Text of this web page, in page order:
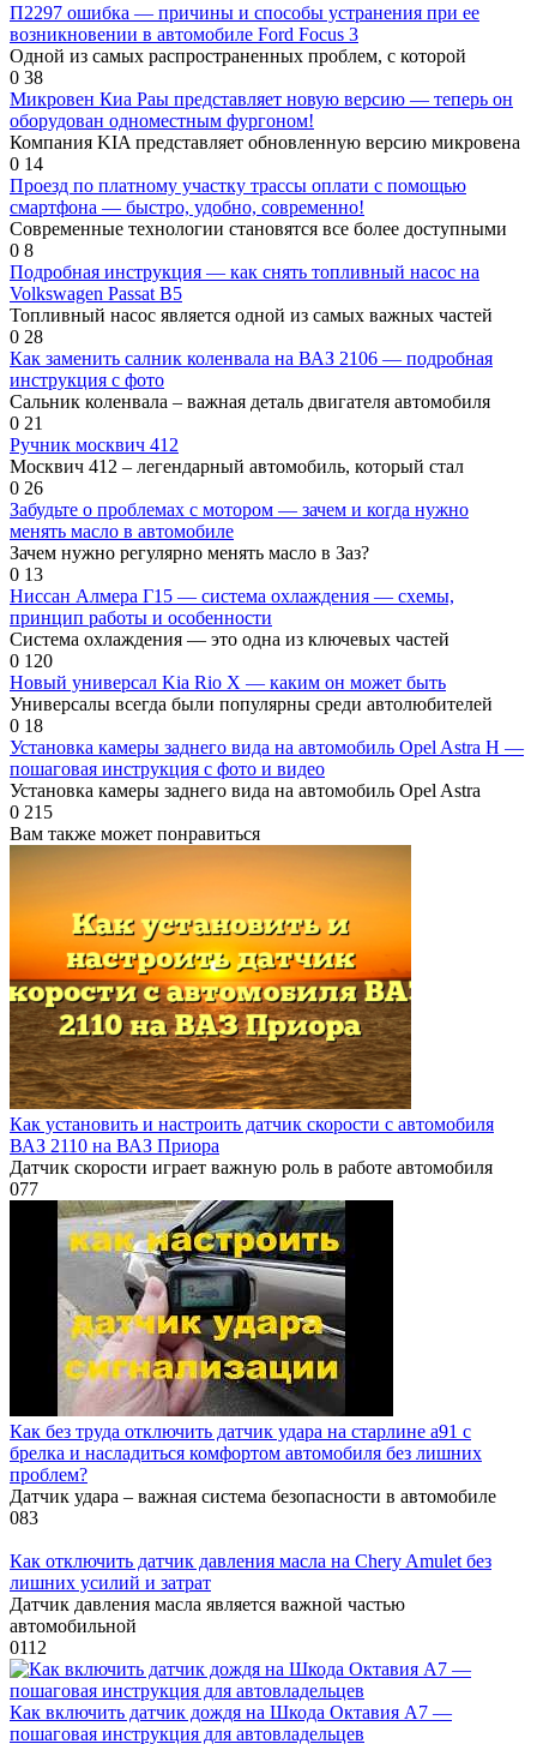
П2297 ошибка — причины и способы устранения при ее
возникновении в автомобиле Ford Focus 3
Одной из самых распространенных проблем, с которой
0 38
Микровен Киа Раы представляет новую версию — теперь он
оборудован одноместным фургоном!
Компания KIA представляет обновленную версию микровена
0 14
Проезд по платному участку трассы оплати с помощью
смартфона — быстро, удобно, современно!
Современные технологии становятся все более доступными
0 8
Подробная инструкция — как снять топливный насос на
Volkswagen Passat B5
Топливный насос является одной из самых важных частей
0 28
Как заменить салник коленвала на ВАЗ 2106 — подробная
инструкция с фото
Сальник коленвала – важная деталь двигателя автомобиля
0 21
Ручник москвич 412
Москвич 412 – легендарный автомобиль, который стал
0 26
Забудьте о проблемах с мотором — зачем и когда нужно
менять масло в автомобиле
Зачем нужно регулярно менять масло в Заз?
0 13
Ниссан Алмера Г15 — система охлаждения — схемы,
принцип работы и особенности
Система охлаждения — это одна из ключевых частей
0 120
Новый универсал Kia Rio X — каким он может быть
Универсалы всегда были популярны среди автолюбителей
0 18
Установка камеры заднего вида на автомобиль Opel Astra H —
пошаговая инструкция с фото и видео
Установка камеры заднего вида на автомобиль Opel Astra
0 215
Вам также может понравиться
Как установить и настроить датчик скорости с автомобиля
ВАЗ 2110 на ВАЗ Приора
Датчик скорости играет важную роль в работе автомобиля
077
Как без труда отключить датчик удара на старлине а91 с
брелка и насладиться комфортом автомобиля без лишних
проблем?
Датчик удара – важная система безопасности в автомобиле
083
Как отключить датчик давления масла на Chery Amulet без
лишних усилий и затрат
Датчик давления масла является важной частью
автомобильной
0112
Как включить датчик дождя на Шкода Октавия А7 —
пошаговая инструкция для автовладельцев